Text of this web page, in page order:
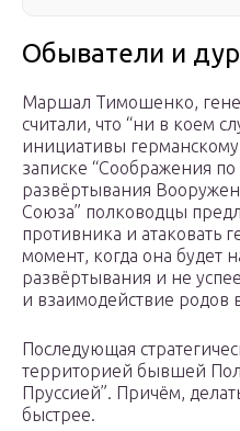
Обыватели и
Маршал Тимошенко,
считали, что “ни в коем
инициативы
записке “Соображения по
развёртывания
Союза” полководцы
противника и атаковать
момент, когда она будет
развёртывания и не
и взаимодействие родов
Последующая
территорией бывшей
Пруссией”. Причём,
быстрее.